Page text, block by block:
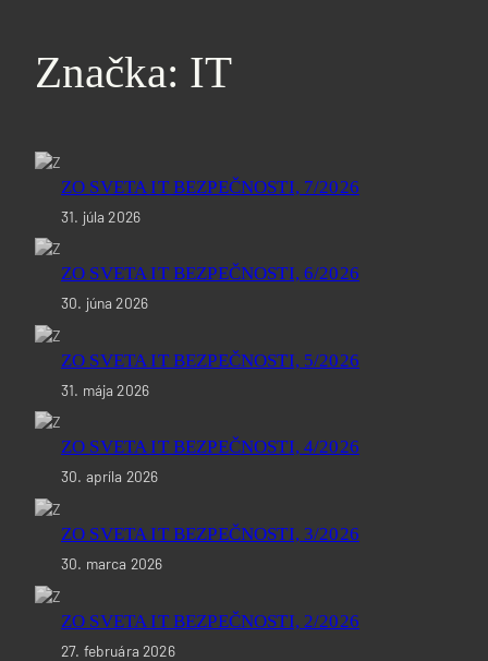
Značka: IT
ZO SVETA IT BEZPEČNOSTI, 7/2026
31. júla 2026
ZO SVETA IT BEZPEČNOSTI, 6/2026
30. júna 2026
ZO SVETA IT BEZPEČNOSTI, 5/2026
31. mája 2026
ZO SVETA IT BEZPEČNOSTI, 4/2026
30. apríla 2026
ZO SVETA IT BEZPEČNOSTI, 3/2026
30. marca 2026
ZO SVETA IT BEZPEČNOSTI, 2/2026
27. februára 2026